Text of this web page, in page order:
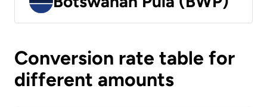
Conversion rate table for
different amounts